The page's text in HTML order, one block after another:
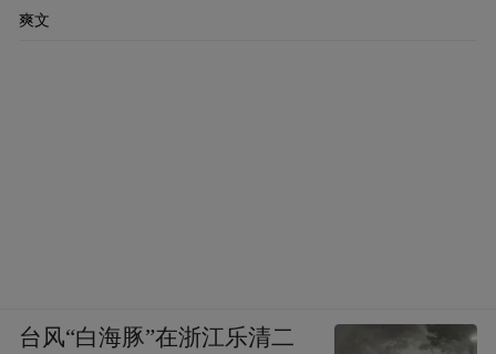
爽文
台风“白海豚”在浙江乐清二